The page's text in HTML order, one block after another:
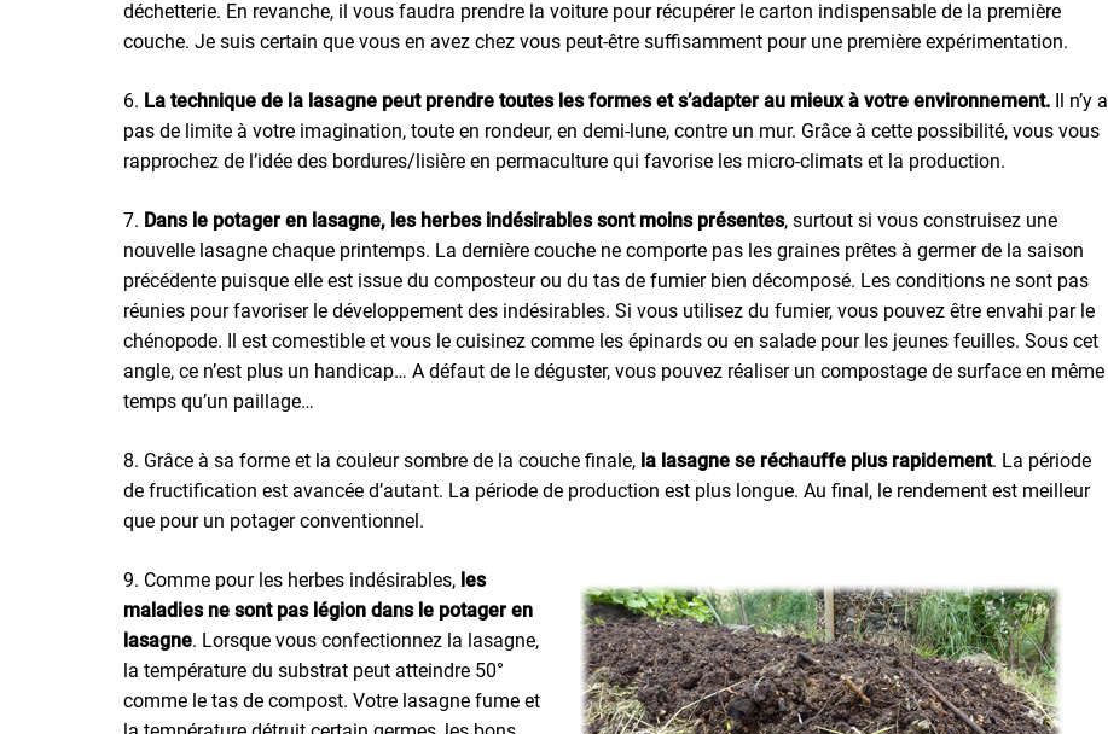
déchetterie. En revanche, il vous faudra prendre la voiture pour récupérer le carton indispensable de la première
couche. Je suis certain que vous en avez chez vous peut-être suffisamment pour une première expérimentation.
6. La technique de la lasagne peut prendre toutes les formes et s’adapter au mieux à votre environnement. Il n’y a
pas de limite à votre imagination, toute en rondeur, en demi-lune, contre un mur. Grâce à cette possibilité, vous vous
rapprochez de l’idée des bordures/lisière en permaculture qui favorise les micro-climats et la production.
7. Dans le potager en lasagne, les herbes indésirables sont moins présentes, surtout si vous construisez une
nouvelle lasagne chaque printemps. La dernière couche ne comporte pas les graines prêtes à germer de la saison
précédente puisque elle est issue du composteur ou du tas de fumier bien décomposé. Les conditions ne sont pas
réunies pour favoriser le développement des indésirables. Si vous utilisez du fumier, vous pouvez être envahi par le
chénopode. Il est comestible et vous le cuisinez comme les épinards ou en salade pour les jeunes feuilles. Sous cet
angle, ce n’est plus un handicap… A défaut de le déguster, vous pouvez réaliser un compostage de surface en même
temps qu’un paillage…
8. Grâce à sa forme et la couleur sombre de la couche finale, la lasagne se réchauffe plus rapidement. La période
de fructification est avancée d’autant. La période de production est plus longue. Au final, le rendement est meilleur
que pour un potager conventionnel.
9. Comme pour les herbes indésirables, les
maladies ne sont pas légion dans le potager en
lasagne. Lorsque vous confectionnez la lasagne,
la température du substrat peut atteindre 50°
comme le tas de compost. Votre lasagne fume et